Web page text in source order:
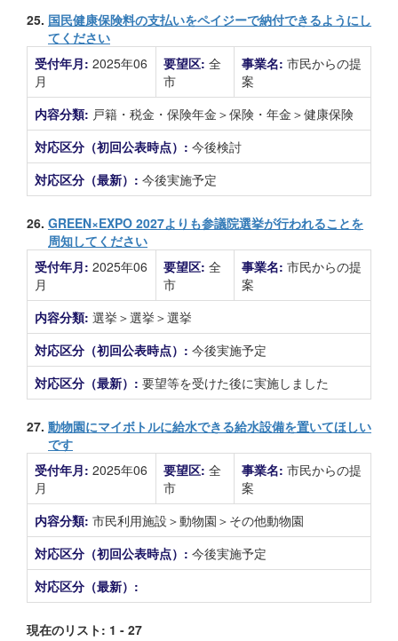
25. 国民健康保険料の支払いをペイジーで納付できるようにし
てください
受付年月: 2025年06
月
要望区: 全
市
事業名: 市民からの提
案
内容分類: 戸籍・税金・保険年金＞保険・年金＞健康保険
対応区分（初回公表時点）: 今後検討
対応区分（最新）: 今後実施予定
26. GREEN×EXPO 2027よりも参議院選挙が行われることを
周知してください
受付年月: 2025年06
月
要望区: 全
市
事業名: 市民からの提
案
内容分類: 選挙＞選挙＞選挙
対応区分（初回公表時点）: 今後実施予定
対応区分（最新）: 要望等を受けた後に実施しました
27. 動物園にマイボトルに給水できる給水設備を置いてほしい
です
受付年月: 2025年06
月
要望区: 全
市
事業名: 市民からの提
案
内容分類: 市民利用施設＞動物園＞その他動物園
対応区分（初回公表時点）: 今後実施予定
対応区分（最新）:
現在のリスト: 1 - 27